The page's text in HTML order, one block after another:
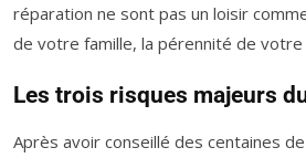
réparation ne sont pas un loisir
de votre famille, la pérennité de
Les trois risques majeurs
Après avoir conseillé des centaines